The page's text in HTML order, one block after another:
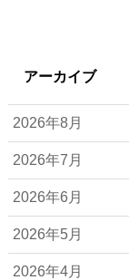
アーカイブ
2026年8月
2026年7月
2026年6月
2026年5月
2026年4月